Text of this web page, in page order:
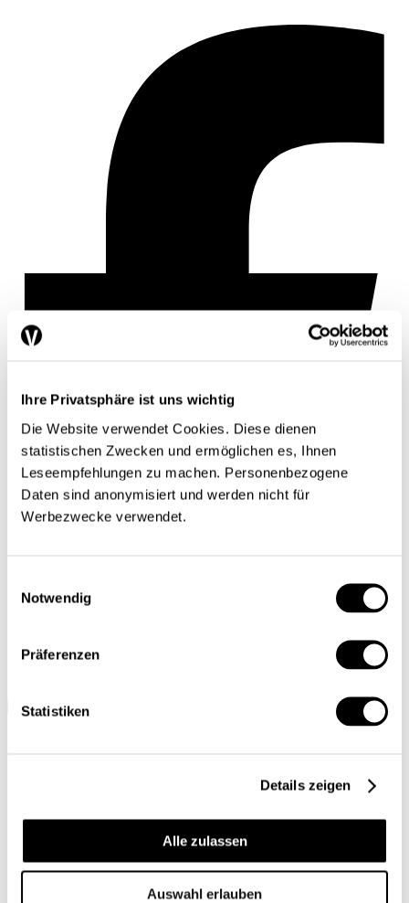
Ihre Privatsphäre ist uns wichtig
Die Website verwendet Cookies. Diese dienen
statistischen Zwecken und ermöglichen es, Ihnen
Leseempfehlungen zu machen. Personenbezogene
Daten sind anonymisiert und werden nicht für
Werbezwecke verwendet.
Notwendig
Präferenzen
Statistiken
Details zeigen
Alle zulassen
Auswahl erlauben